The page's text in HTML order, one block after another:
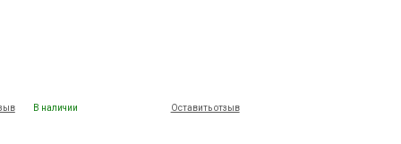
В наличии Оставить отзыв